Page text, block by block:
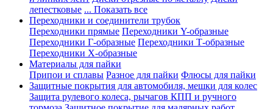
лепестковые ... Показать все
Переходники и соединители трубок
Переходники прямые Переходники Y-образные
Переходники Г-образные Переходники Т-образные
Переходники Х-образные
Материалы для пайки
Припои и сплавы Разное для пайки Флюсы для пайки
Защитные покрытия для автомобиля, мешки для колес
Защита рулевого колеса, рычагов КПП и ручного